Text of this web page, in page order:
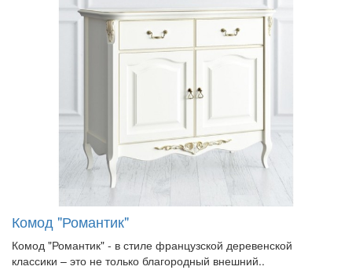
Комод "Романтик"
Комод "Романтик" - в стиле французской деревенской
классики – это не только благородный внешний..